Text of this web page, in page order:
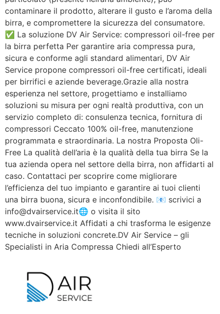
contaminare il prodotto, alterare il gusto e l’aroma della
birra, e compromettere la sicurezza del consumatore.
✅ La soluzione DV Air Service: compressori oil-free per
la birra perfetta Per garantire aria compressa pura,
sicura e conforme agli standard alimentari, DV Air
Service propone compressori oil-free certificati, ideali
per birrifici e aziende beverage.Grazie alla nostra
esperienza nel settore, progettiamo e installiamo
soluzioni su misura per ogni realtà produttiva, con un
servizio completo di: consulenza tecnica, fornitura di
compressori Ceccato 100% oil-free, manutenzione
programmata e straordinaria. La nostra Proposta Oli-
Free La qualità dell’aria è la qualità della tua birra Se la
tua azienda opera nel settore della birra, non affidarti al
caso. Contattaci per scoprire come migliorare
l’efficienza del tuo impianto e garantire ai tuoi clienti
una birra buona, sicura e inconfondibile. 📧 scrivici a
info@dvairservice.it🌐 o visita il sito
www.dvairservice.it Affidati a chi trasforma le esigenze
tecniche in soluzioni concrete.DV Air Service – gli
Specialisti in Aria Compressa Chiedi all’Esperto